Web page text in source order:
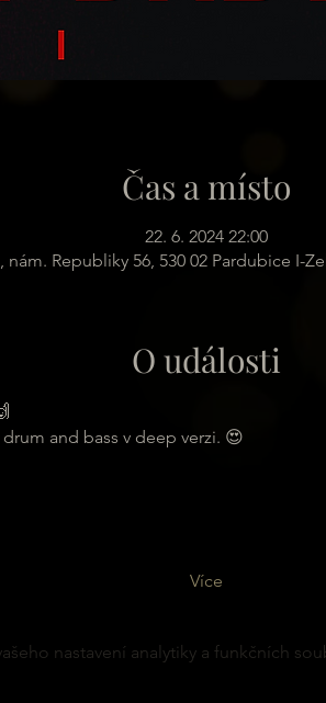
Čas a místo
22. 6. 2024 22:00
nám. Republiky 56, 530 02 Pardubice I-
O události
and bass v deep verzi. 😍
Více
nastavení analytiky a funkčních